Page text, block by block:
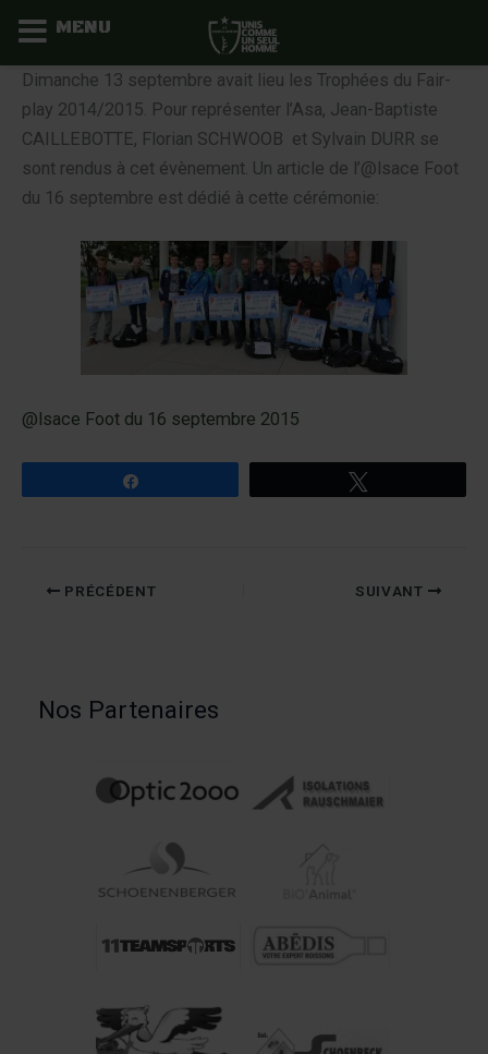
Aller
contenu
Dimanche 13 septembre avait lieu les Trophées du Fair-
play 2014/2015. Pour représenter l’Asa, Jean-Baptiste
CAILLEBOTTE, Florian SCHWOOB et Sylvain DURR se
sont rendus à cet évènement. Un article de l’@lsace Foot
du 16 septembre est dédié à cette cérémonie:
@lsace Foot du 16 septembre 2015
PRÉCÉDENT SUIVANT
Nos Partenaires
MENU